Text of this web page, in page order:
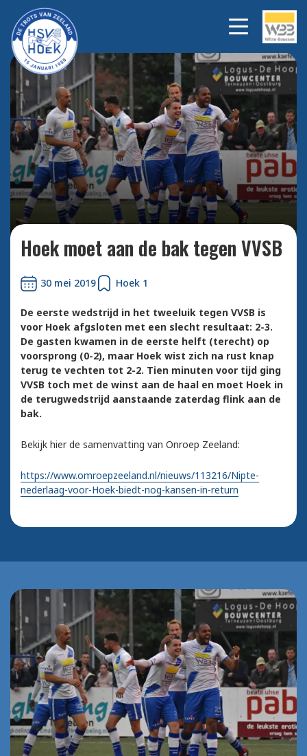
Bekijk alle foto's
Hoek moet aan de bak tegen VVSB
30 mei 2019 Hoek 1
De eerste wedstrijd in het tweeluik tegen VVSB is
voor Hoek afgsloten met een slecht resultaat: 2-3.
De gasten kwamen in de eerste helft (terecht) op
voorsprong (0-2), maar Hoek wist zich na rust knap
terug te vechten tot 2-2. Tien minuten voor tijd ging
VVSB toch met de winst aan de haal en moet Hoek in
de terugwedstrijd aanstaande zaterdag flink aan de
bak.
Bekijk hier de samenvatting van Onroep Zeeland:
https://www.omroepzeeland.nl/nieuws/113216/Nipte-
nederlaag-voor-Hoek-biedt-nog-kansen-in-return